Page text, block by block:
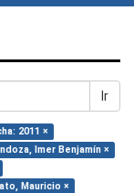
Ir
2011 ×
Imer Benjamín ×
Mauricio ×